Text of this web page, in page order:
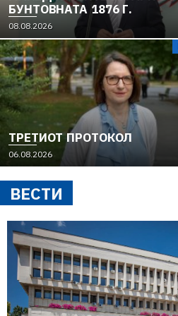
БУНТОВНАТА 1876 Г.
08.08.2026
ТРЕТИОТ ПРОТОКОЛ
06.08.2026
ВЕСТИ